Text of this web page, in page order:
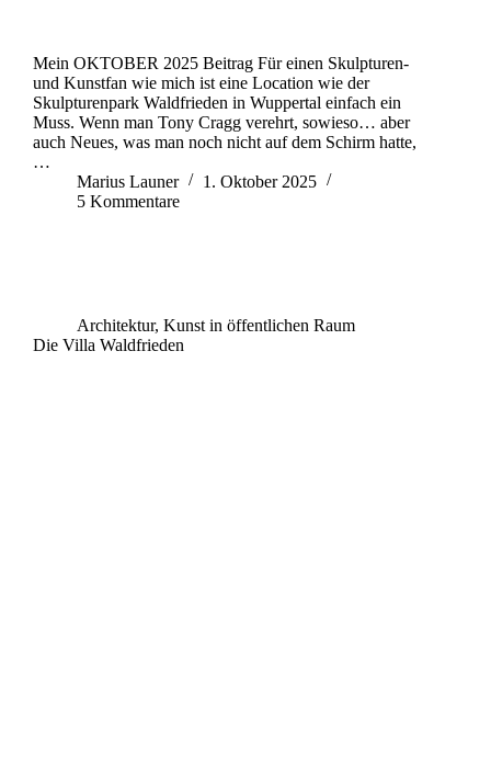
Mein OKTOBER 2025 Beitrag Für einen Skulpturen-
und Kunstfan wie mich ist eine Location wie der
Skulpturenpark Waldfrieden in Wuppertal einfach ein
Muss. Wenn man Tony Cragg verehrt, sowieso… aber
auch Neues, was man noch nicht auf dem Schirm hatte,
…
Marius Launer
1. Oktober 2025
5 Kommentare
Architektur, Kunst in öffentlichen Raum
Die Villa Waldfrieden